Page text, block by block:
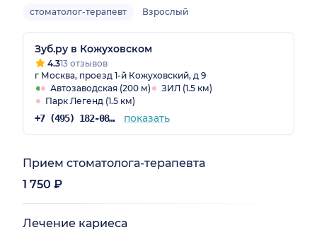
стоматолог-терапевт Взрослый
Зуб.ру в Кожуховском
4.313 отзывов
г Москва, проезд 1-й Кожуховский, д 9
Автозаводская (200 м)
ЗИЛ (1.5 км)
Парк Легенд (1.5 км)
+7 (495) 182-08-75 показать
Прием стоматолога-терапевта
1 750 ₽
Лечение кариеса